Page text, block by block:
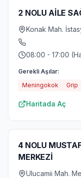
2 NOLU AİLE
Konak Mah.
08:00 - 17:00
Gerekli Aşılar:
Meningokok
Grip
Haritada Aç
4 NOLU
MERKEZİ
Ulucamii Mah.